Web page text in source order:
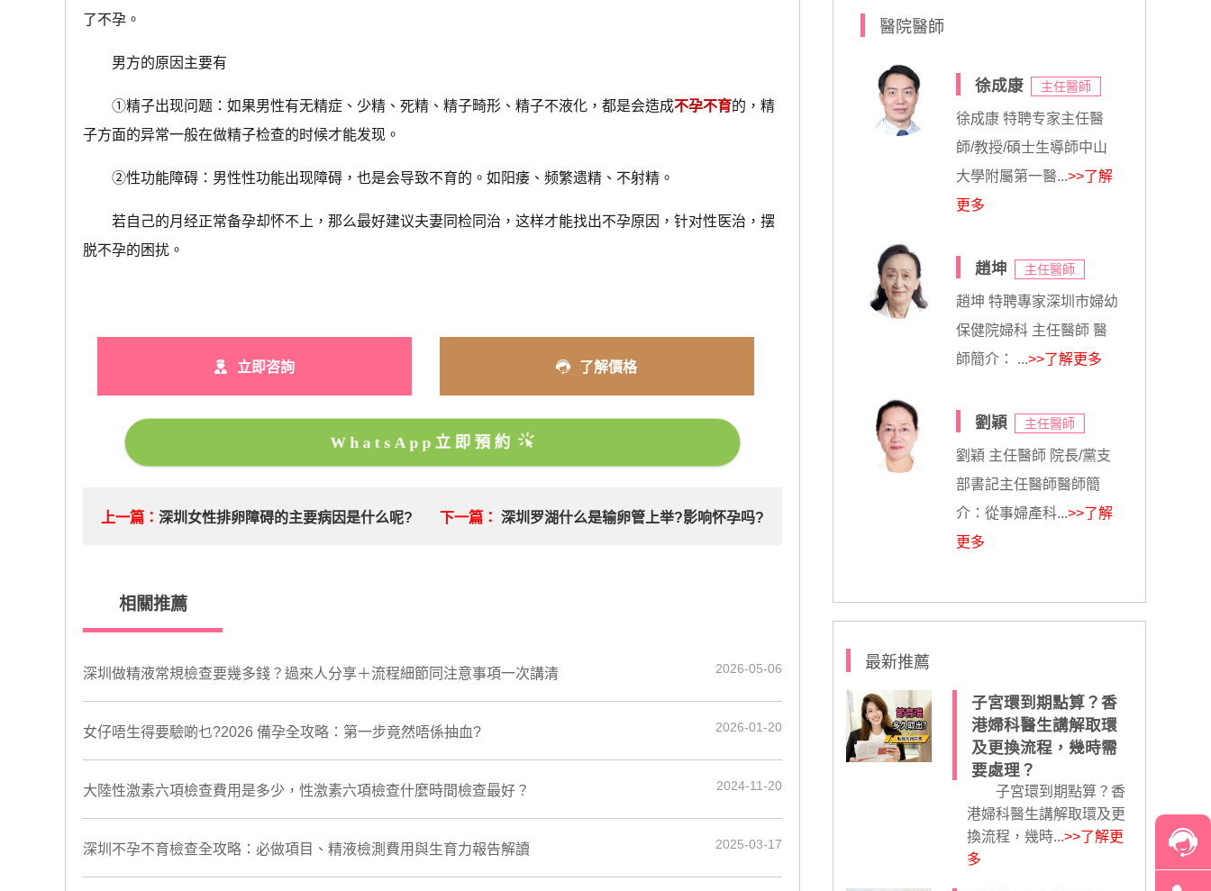
了不孕。
男方的原因主要有
①精子出现问题：如果男性有无精症、少精、死精、精子畸形、精子不液化，都是会造成不孕不育的，精
子方面的异常一般在做精子检查的时候才能发现。
②性功能障碍：男性性功能出现障碍，也是会导致不育的。如阳痿、频繁遗精、不射精。
若自己的月经正常备孕却怀不上，那么最好建议夫妻同检同治，这样才能找出不孕原因，针对性医治，摆
脱不孕的困扰。
立即咨詢 了解價格
WhatsApp立即預約
上一篇：深圳女性排卵障碍的主要病因是什么呢? 下一篇： 深圳罗湖什么是输卵管上举?影响怀孕吗?
相關推薦
深圳做精液常規檢查要幾多錢？過來人分享＋流程細節同注意事項一次講清 2026-05-06
女仔唔生得要驗啲乜?2026 備孕全攻略：第一步竟然唔係抽血? 2026-01-20
大陸性激素六項檢查費用是多少，性激素六項檢查什麼時間檢查最好？ 2024-11-20
深圳不孕不育檢查全攻略：必做項目、精液檢測費用與生育力報告解讀 2025-03-17
醫院醫師
徐成康 主任醫師
徐成康 特聘专家主任醫
師/教授/碩士生導師中山
大學附屬第一醫...>>了解
更多
趙坤 主任醫師
趙坤 特聘專家深圳市婦幼
保健院婦科 主任醫師 醫
師簡介： ...>>了解更多
劉穎 主任醫師
劉穎 主任醫師 院長/黨支
部書記主任醫師醫師簡
介：從事婦產科...>>了解
更多
最新推薦
子宮環到期點算？香
港婦科醫生講解取環
及更換流程，幾時需
要處理？
子宮環到期點算？香
港婦科醫生講解取環及更
換流程，幾時...>>了解更
多